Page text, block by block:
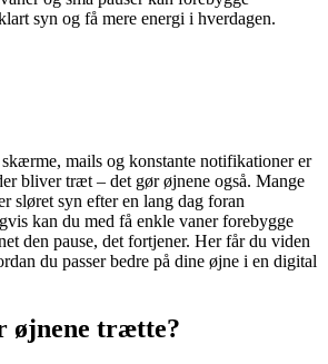
syn og få mere energi i hverdagen.
mails og konstante notifikationer er
bliver træt – det gør øjnene også. Mange
sløret syn efter en lang dag foran
kan du med få enkle vaner forebygge
den pause, det fortjener. Her får du viden
du passer bedre på dine øjne i en digital
øjnene trætte?